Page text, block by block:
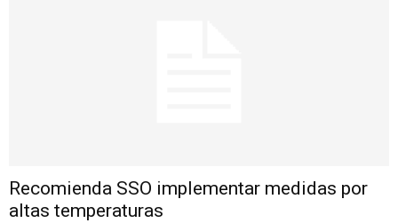
Recomienda SSO implementar medidas por
altas temperaturas